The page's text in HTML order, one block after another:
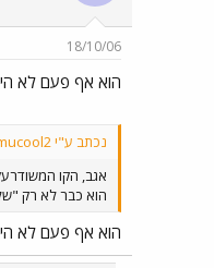
18/10/06
הוא אף פעם לא
נכתב ע"י mucool2:
אגב, הקו
הוא כבר לא רק
הוא אף פעם לא